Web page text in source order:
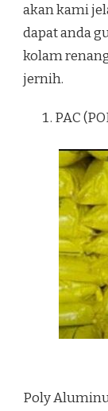
akan kami
dapat anda
kolam
jernih.
PAC
Poly